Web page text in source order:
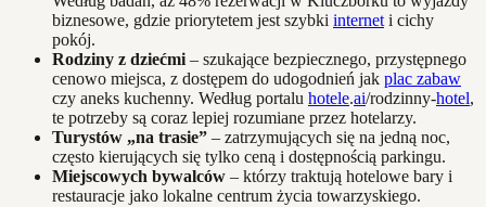
biznesowe, gdzie priorytetem jest szybki internet i cichy
pokój.
Rodziny z dziećmi – szukające bezpiecznego, przystępnego
cenowo miejsca, z dostępem do udogodnień jak plac zabaw
czy aneks kuchenny. Według portalu hotele.ai/rodzinny-hotel,
te potrzeby są coraz lepiej rozumiane przez hotelarzy.
Turystów „na trasie” – zatrzymujących się na jedną noc,
często kierujących się tylko ceną i dostępnością parkingu.
Miejscowych bywalców – którzy traktują hotelowe bary i
restauracje jako lokalne centrum życia towarzyskiego.